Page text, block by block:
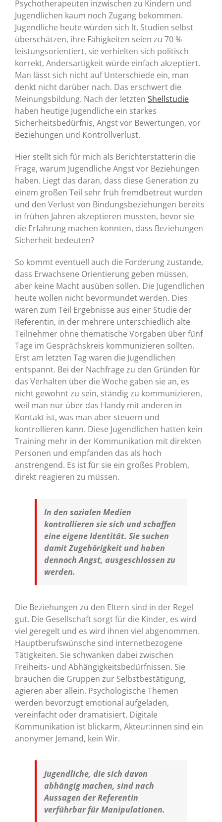
Psychotherapeuten inzwischen zu Kindern und
Jugendlichen kaum noch Zugang bekommen.
Jugendliche heute würden sich lt. Studien selbst
überschätzen, ihre Fähigkeiten seien zu 70 %
leistungsorientiert, sie verhielten sich politisch
korrekt, Andersartigkeit würde einfach akzeptiert.
Man lässt sich nicht auf Unterschiede ein, man
denkt nicht darüber nach. Das erschwert die
Meinungsbildung. Nach der letzten Shellstudie
haben heutige Jugendliche ein starkes
Sicherheitsbedürfnis, Angst vor Bewertungen, vor
Beziehungen und Kontrollverlust.
Hier stellt sich für mich als Berichterstatterin die
Frage, warum Jugendliche Angst vor Beziehungen
haben. Liegt das daran, dass diese Generation zu
einem großen Teil sehr früh fremdbetreut wurden
und den Verlust von Bindungsbeziehungen bereits
in frühen Jahren akzeptieren mussten, bevor sie
die Erfahrung machen konnten, dass Beziehungen
Sicherheit bedeuten?
So kommt eventuell auch die Forderung zustande,
dass Erwachsene Orientierung geben müssen,
aber keine Macht ausüben sollen. Die Jugendlichen
heute wollen nicht bevormundet werden. Dies
waren zum Teil Ergebnisse aus einer Studie der
Referentin, in der mehrere unterschiedlich alte
Teilnehmer ohne thematische Vorgaben über fünf
Tage im Gesprächskreis kommunizieren sollten.
Erst am letzten Tag waren die Jugendlichen
entspannt. Bei der Nachfrage zu den Gründen für
das Verhalten über die Woche gaben sie an, es
nicht gewohnt zu sein, ständig zu kommunizieren,
weil man nur über das Handy mit anderen in
Kontakt ist, was man aber steuern und
kontrollieren kann. Diese Jugendlichen hatten kein
Training mehr in der Kommunikation mit direkten
Personen und empfanden das als hoch
anstrengend. Es ist für sie ein großes Problem,
direkt reagieren zu müssen.
In den sozialen Medien
kontrollieren sie sich und schaffen
eine eigene Identität. Sie suchen
damit Zugehörigkeit und haben
dennoch Angst, ausgeschlossen zu
werden.
Die Beziehungen zu den Eltern sind in der Regel
gut. Die Gesellschaft sorgt für die Kinder, es wird
viel geregelt und es wird ihnen viel abgenommen.
Hauptberufswünsche sind internetbezogene
Tätigkeiten. Sie schwanken dabei zwischen
Freiheits- und Abhängigkeitsbedürfnissen. Sie
brauchen die Gruppen zur Selbstbestätigung,
agieren aber allein. Psychologische Themen
werden bevorzugt emotional aufgeladen,
vereinfacht oder dramatisiert. Digitale
Kommunikation ist blickarm, Akteur:innen sind ein
anonymer Jemand, kein Wir.
Jugendliche, die sich davon
abhängig machen, sind nach
Aussagen der Referentin
verführbar für Manipulationen.